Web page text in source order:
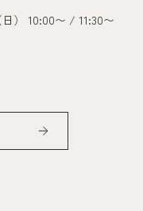
11:30〜 / 13:00〜 / 14:30
６ 付近